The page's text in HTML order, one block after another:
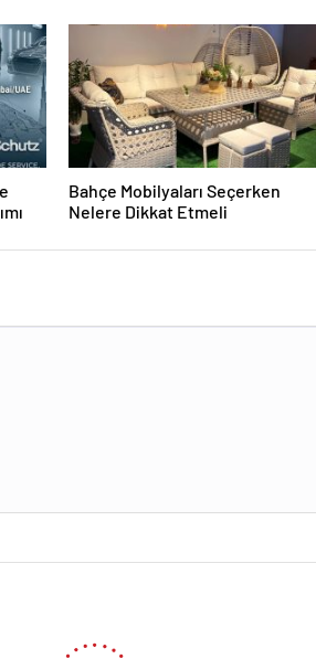
Bahçe Mobilyaları Seçerken
Nelere Dikkat Etmeli